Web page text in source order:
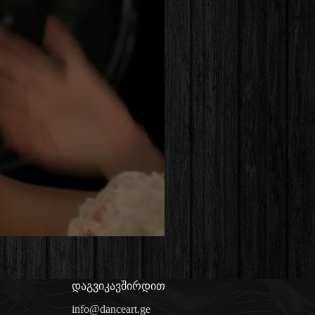
დაგვიკავშირდით
info@danceart.ge